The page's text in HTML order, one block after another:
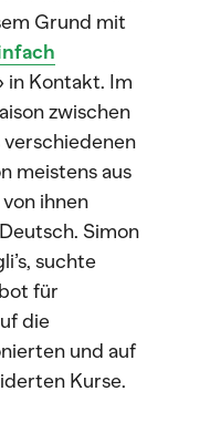
Grund mit
in Kontakt. Im
zwischen
verschiedenen
meistens aus
ihnen
Simon
suchte
für
die
und auf
Kurse.